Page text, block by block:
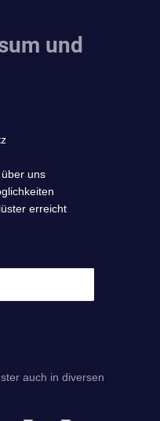
und
uns
erreicht
auch in diversen